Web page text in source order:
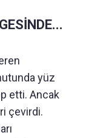
yüz
etti. Ancak
çevirdi.